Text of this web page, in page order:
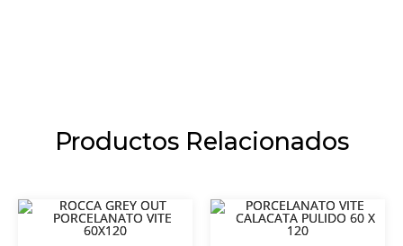
Productos Relacionados